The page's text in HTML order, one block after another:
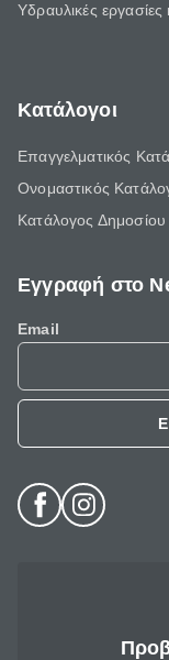
Υδραυλικές εργασίες
Κατάλογοι
Επαγγελματικός
Ονομαστικός
Κατάλογος Δημοσίου
Εγγραφή στο
Email